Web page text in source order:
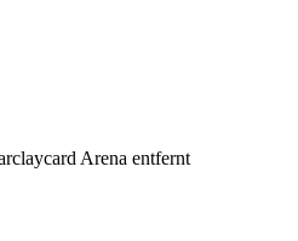
Arena entfernt